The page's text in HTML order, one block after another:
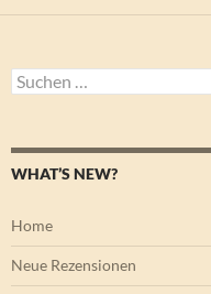
Suchen
nach:
WHAT’S NEW?
Home
Neue Rezensionen